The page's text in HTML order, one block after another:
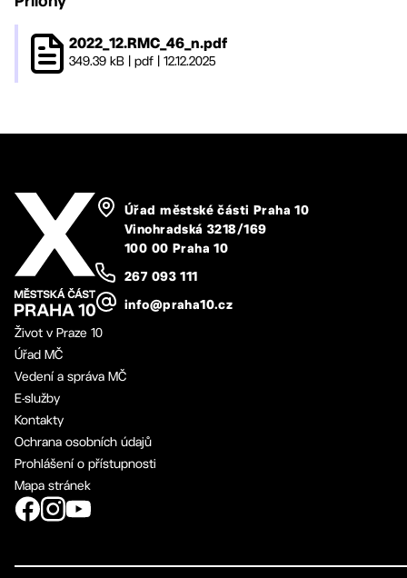
2022_12.RMC_46_n.pdf
349.39 kB pdf 12.12.2025
Úřad městské části Praha 10
Vinohradská 3218/169
100 00 Praha 10
267 093 111
info@praha10.cz
Život v Praze 10
Úřad MČ
Vedení a správa MČ
E-služby
Kontakty
Ochrana osobních údajů
Prohlášení o přístupnosti
Mapa stránek